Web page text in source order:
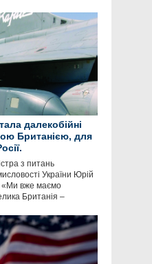
далекобійні
Британією, для
з питань
України Юрій
«Ми вже маємо
Британія –